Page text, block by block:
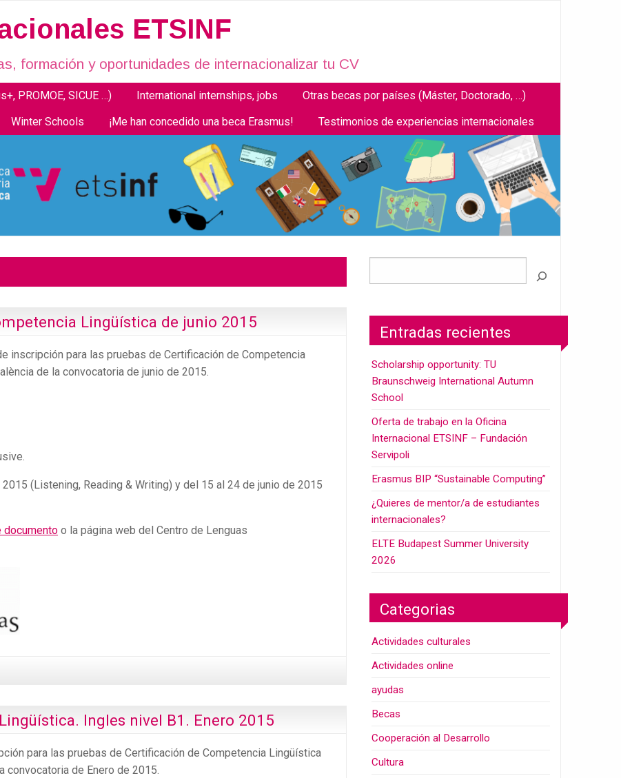
ETSINF
formación y oportunidades de internacionalizar tu CV
PROMOE, SICUE …) International internships, jobs Otras becas por países (Máster, Doctorado, …)
Winter Schools ¡Me han concedido una beca Erasmus! Testimonios de experiencias internacionales
Lingüística de junio 2015
inscripción para las pruebas de Certificación de Competencia
de la convocatoria de junio de 2015.
(Listening, Reading & Writing) y del 15 al 24 de junio de 2015
documento o la página web del Centro de Lenguas
Ingles nivel B1. Enero 2015
para las pruebas de Certificación de Competencia Lingüística
convocatoria de Enero de 2015.
Entradas recientes
Scholarship opportunity: TU
Braunschweig International Autumn
School
Oferta de trabajo en la Oficina
Internacional ETSINF – Fundación
Servipoli
Erasmus BIP “Sustainable Computing”
¿Quieres de mentor/a de estudiantes
internacionales?
ELTE Budapest Summer University
2026
Categorias
Actividades culturales
Actividades online
ayudas
Becas
Cooperación al Desarrollo
Cultura